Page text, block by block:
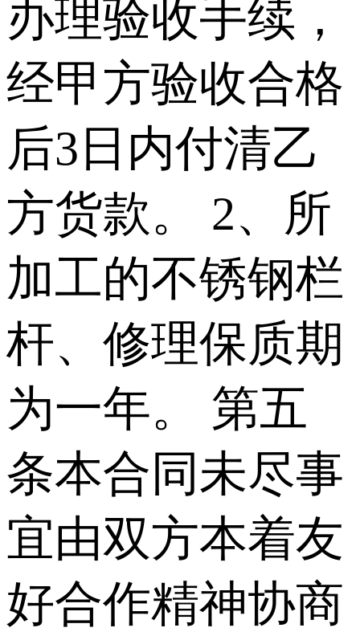
办理验收手续，
经甲方验收合格
后3日内付清乙
方货款。 2、所
加工的不锈钢栏
杆、修理保质期
为一年。 第五
条本合同未尽事
宜由双方本着友
好合作精神协商